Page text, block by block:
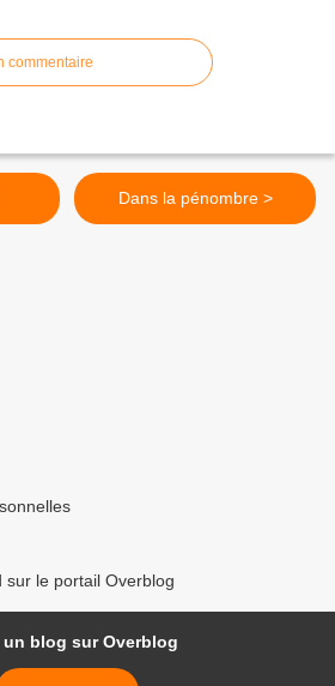
commentaire
Dans la pénombre >
sur le portail Overblog
un blog sur Overblog